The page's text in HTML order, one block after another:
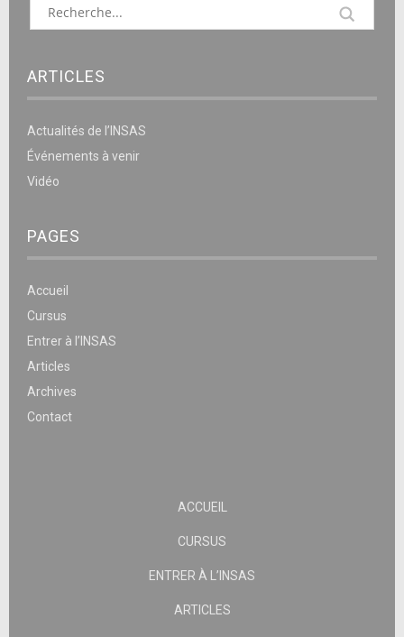
ARTICLES
Actualités de l’INSAS
Événements à venir
Vidéo
PAGES
Accueil
Cursus
Entrer à l’INSAS
Articles
Archives
Contact
ACCUEIL
CURSUS
ENTRER À L’INSAS
ARTICLES